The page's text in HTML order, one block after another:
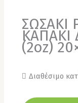
ΣΩΣΑΚΙ
ΚΑΠΑΚΙ
(2oz)
Διαθέσιμο